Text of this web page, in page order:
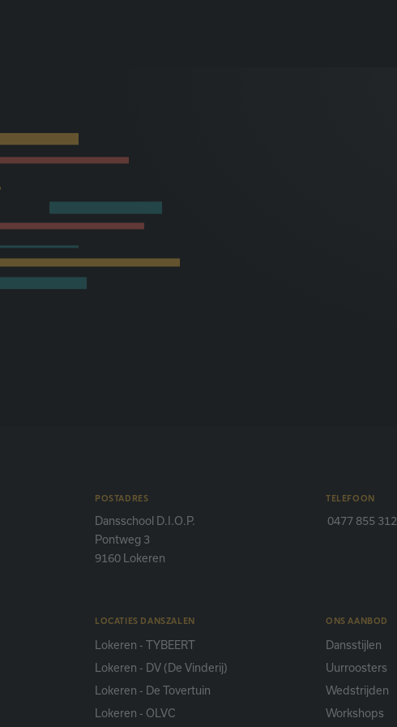
POSTADRES
Dansschool D.I.O.P.
Pontweg 3
9160 Lokeren
TELEFOON
0477 855 312
LOCATIES DANSZALEN
Lokeren - TYBEERT
Lokeren - DV (De Vinderij)
Lokeren - De Tovertuin
Lokeren - OLVC
ONS AANBOD
Dansstijlen
Uurroosters
Wedstrijden
Workshops